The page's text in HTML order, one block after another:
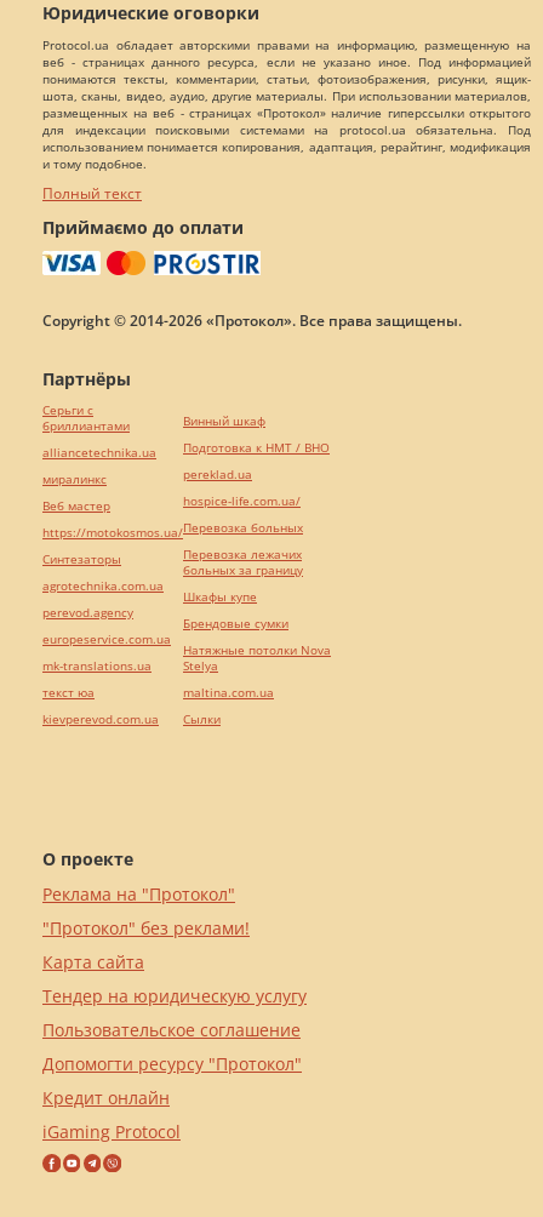
Юридические оговорки
Protocol.ua обладает авторскими правами на информацию, размещенную на
веб - страницах данного ресурса, если не указано иное. Под информацией
понимаются тексты, комментарии, статьи, фотоизображения, рисунки, ящик-
шота, сканы, видео, аудио, другие материалы. При использовании материалов,
размещенных на веб - страницах «Протокол» наличие гиперссылки открытого
для индексации поисковыми системами на protocol.ua обязательна. Под
использованием понимается копирования, адаптация, рерайтинг, модификация
и тому подобное.
Полный текст
Приймаємо до оплати
Copyright © 2014-2026 «Протокол». Все права защищены.
О проекте
Реклама на "Протокол"
"Протокол" без реклами!
Карта сайта
Тендер на юридическую услугу
Пользовательское соглашение
Допомогти ресурсу "Протокол"
Кредит онлайн
iGaming Protocol
Партнёры
Серьги с
бриллиантами
alliancetechnika.ua
миралинкс
Веб мастер
https://motokosmos.ua/
Синтезаторы
agrotechnika.com.ua
perevod.agency
europeservice.com.ua
mk-translations.ua
текст юа
kievperevod.com.ua
Винный шкаф
Подготовка к НМТ / ВНО
pereklad.ua
hospice-life.com.ua/
Перевозка больных
Перевозка лежачих
больных за границу
Шкафы купе
Брендовые сумки
Натяжные потолки Nova
Stelya
maltina.com.ua
Cылки